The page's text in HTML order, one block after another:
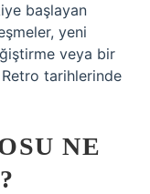
başlayan
yeni
veya bir
tarihlerinde
NE